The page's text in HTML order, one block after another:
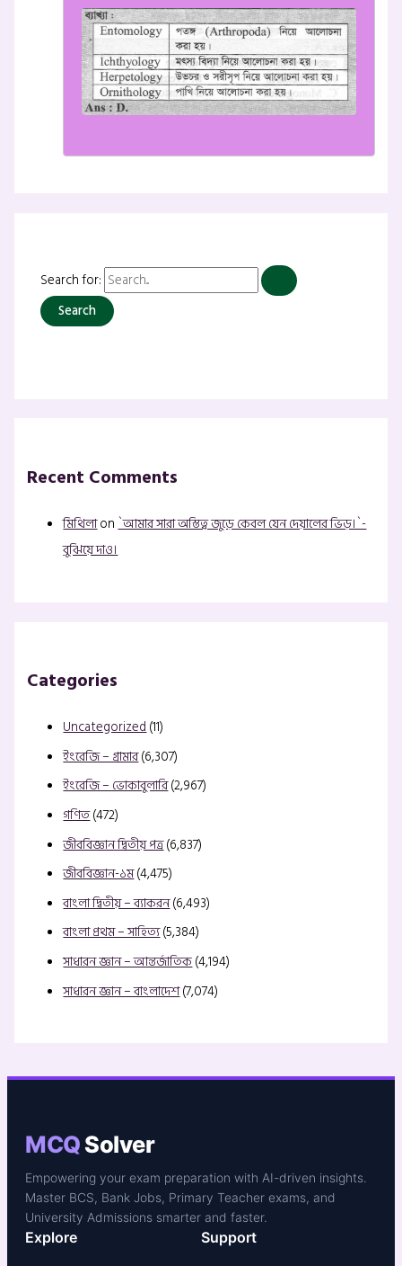
Search for:
Recent Comments
মিথিলাon`আমার সারা অস্তিত্ব জুড়ে কেবল যেন দেয়ালের ভিড়।`-
বুঝিয়ে দাও।
Categories
Uncategorized(11)
ইংরেজি – গ্রামার(6,307)
ইংরেজি – ভোকাবুলারি(2,967)
গণিত(472)
জীববিজ্ঞান দ্বিতীয় পত্র(6,837)
জীববিজ্ঞান-১ম(4,475)
বাংলা দ্বিতীয় – ব্যাকরন(6,493)
বাংলা প্রথম – সাহিত্য(5,384)
সাধারন জ্ঞান – আন্তর্জাতিক(4,194)
সাধারন জ্ঞান – বাংলাদেশ(7,074)
MCQSolver
Empowering your exam preparation with AI-driven insights.
Master BCS, Bank Jobs, Primary Teacher exams, and
University Admissions smarter and faster.
Explore Support